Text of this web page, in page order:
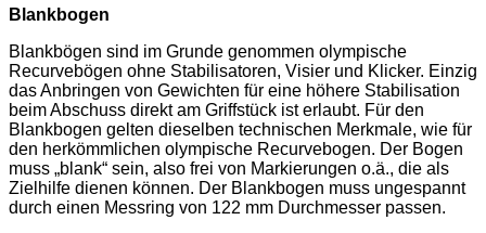
Blankbogen
Blankbögen sind im Grunde genommen olympische
Recurvebögen ohne Stabilisatoren, Visier und Klicker. Einzig
das Anbringen von Gewichten für eine höhere Stabilisation
beim Abschuss direkt am Griffstück ist erlaubt. Für den
Blankbogen gelten dieselben technischen Merkmale, wie für
den herkömmlichen olympische Recurvebogen. Der Bogen
muss „blank“ sein, also frei von Markierungen o.ä., die als
Zielhilfe dienen können. Der Blankbogen muss ungespannt
durch einen Messring von 122 mm Durchmesser passen.